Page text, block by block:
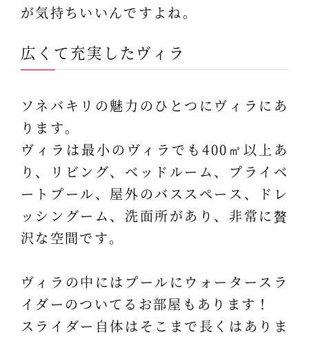
が気持ちいいんですよね。
広くて充実したヴィラ
ソネバキリの魅力のひとつにヴィラにあ
ります。
ヴィラは最小のヴィラでも400㎡以上あ
り、リビング、ベッドルーム、プライベ
ートプール、屋外のバススペース、ドレ
ッシングーム、洗面所があり、非常に贅
沢な空間です。
ヴィラの中にはプールにウォータースラ
イダーのついてるお部屋もあります！
スライダー自体はそこまで長くはありま